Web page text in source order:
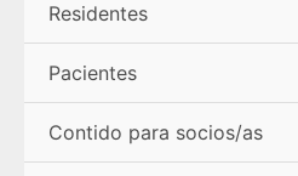
Residentes
Pacientes
Contido para socios/as